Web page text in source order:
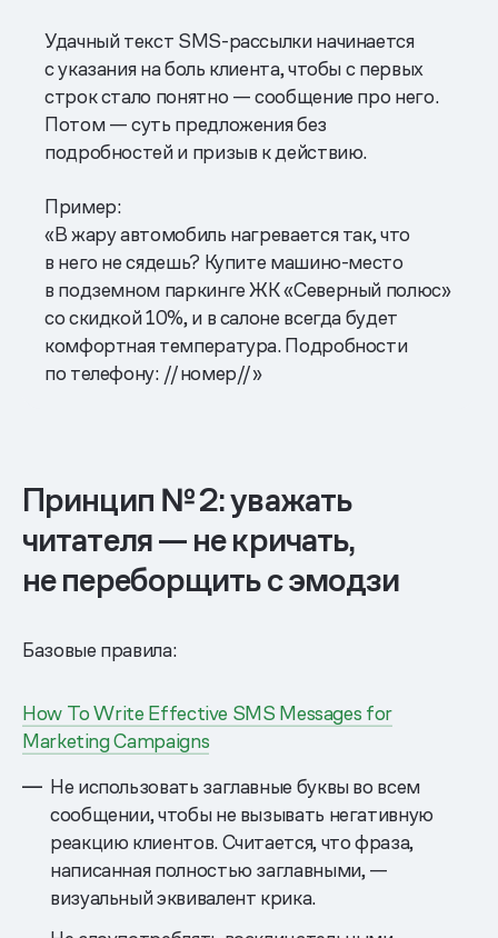
Удачный текст SMS-рассылки начинается
с указания на боль клиента, чтобы с первых
строк стало понятно — сообщение про него.
Потом — суть предложения без
подробностей и призыв к действию.
Пример:
«В жару автомобиль нагревается так, что
в него не сядешь? Купите машино-место
в подземном паркинге ЖК «Северный полюс»
со скидкой 10%, и в салоне всегда будет
комфортная температура. Подробности
по телефону: //номер//»
Принцип № 2: уважать
читателя — не кричать,
не переборщить с эмодзи
Базовые правила:
How To Write Effective SMS Messages for
Marketing Campaigns
Не использовать заглавные буквы во всем
сообщении, чтобы не вызывать негативную
реакцию клиентов. Считается, что фраза,
написанная полностью заглавными, —
визуальный эквивалент крика.